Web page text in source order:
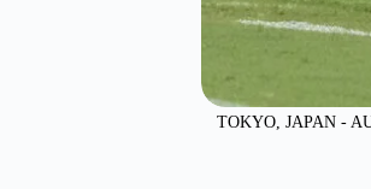
TOKYO, JAPAN -